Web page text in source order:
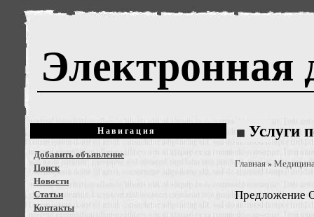
Электронная
Навигация
Добавить объявление
Поиск
Новости
Статьи
Контакты
Услуги
Главная»
Предложение